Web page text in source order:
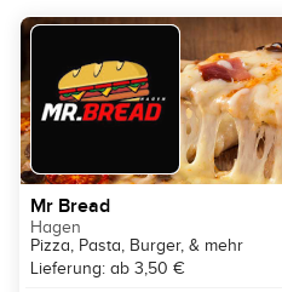
Mr Bread
Hagen
Pizza, Pasta, Burger, & mehr
Lieferung: ab 3,50 €